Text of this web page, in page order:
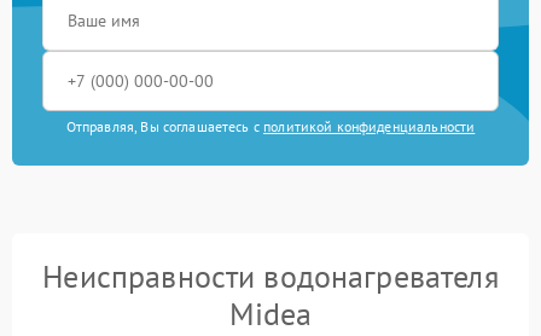
Отправляя, Вы соглашаетесь с политикой конфиденциальности
Неисправности водонагревателя
Midea